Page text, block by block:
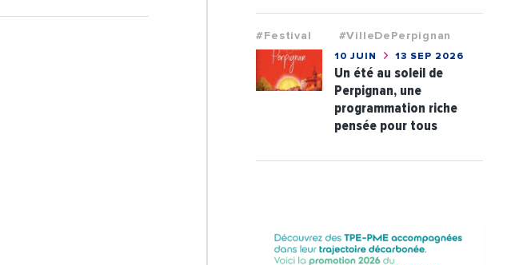
#Festival #VilleDePerpignan
10 JUIN 13 SEP 2026
Un été au soleil de
Perpignan, une
programmation riche
pensée pour tous